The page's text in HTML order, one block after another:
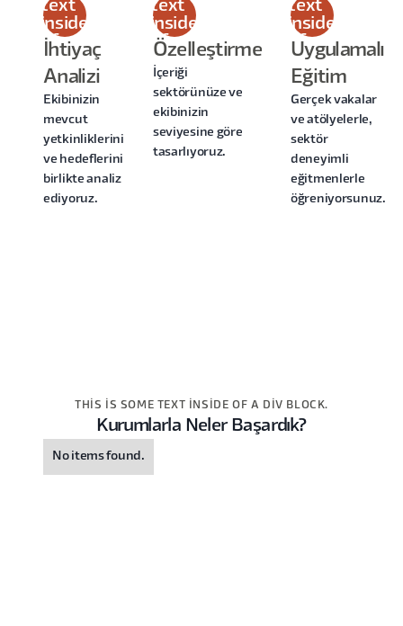
text
inside
of a
div
block.
İhtiyaç
Analizi
Ekibinizin
mevcut
yetkinliklerini
ve hedeflerini
birlikte analiz
ediyoruz.
text
inside
of a
div
block.
Özelleştirme
İçeriği
sektörünüze ve
ekibinizin
seviyesine göre
tasarlıyoruz.
text
inside
of a
div
block.
Uygulamalı
Eğitim
Gerçek vakalar
ve atölyelerle,
sektör
deneyimli
eğitmenlerle
öğreniyorsunuz.
THIS IS SOME TEXT INSIDE OF A DIV BLOCK.
Kurumlarla Neler Başardık?
No items found.